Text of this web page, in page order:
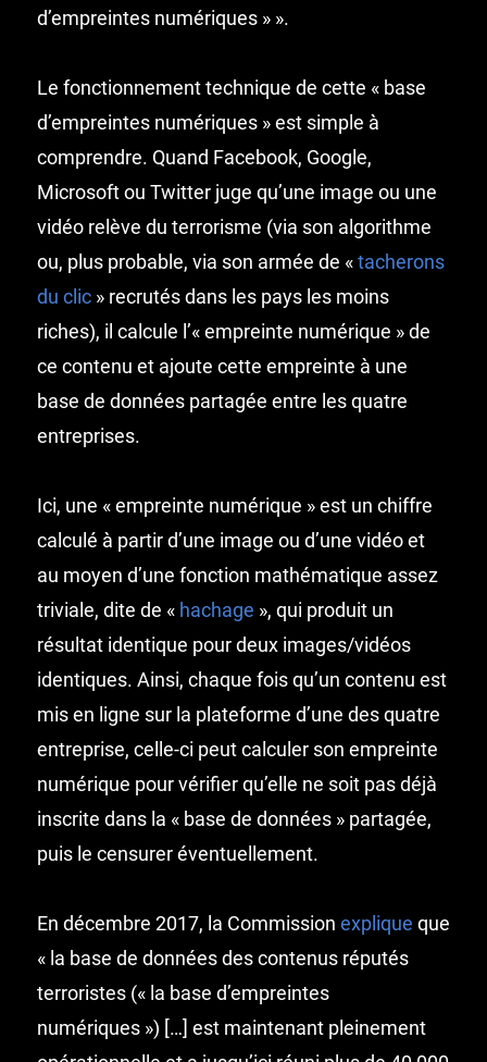
d’empreintes numériques » ».
Le fonctionnement technique de cette « base
d’empreintes numériques » est simple à
comprendre. Quand Facebook, Google,
Microsoft ou Twitter juge qu’une image ou une
vidéo relève du terrorisme (via son algorithme
ou, plus probable, via son armée de «tacherons
du clic» recrutés dans les pays les moins
riches), il calcule l’« empreinte numérique » de
ce contenu et ajoute cette empreinte à une
base de données partagée entre les quatre
entreprises.
Ici, une « empreinte numérique » est un chiffre
calculé à partir d’une image ou d’une vidéo et
au moyen d’une fonction mathématique assez
triviale, dite de « hachage », qui produit un
résultat identique pour deux images/vidéos
identiques. Ainsi, chaque fois qu’un contenu est
mis en ligne sur la plateforme d’une des quatre
entreprise, celle-ci peut calculer son empreinte
numérique pour vérifier qu’elle ne soit pas déjà
inscrite dans la « base de données » partagée,
puis le censurer éventuellement.
En décembre 2017, la Commission explique que
« la base de données des contenus réputés
terroristes (« la base d’empreintes
numériques ») […] est maintenant pleinement